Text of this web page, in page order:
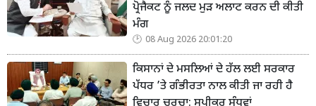
ਪ੍ਰੋਜੈਕਟ ਨੂੰ ਜਲਦ ਮੁੜ ਅਲਾਟ ਕਰਨ ਦੀ ਕੀਤੀ
ਮੰਗ
08 Aug 2026 20:01:20
ਕਿਸਾਨਾਂ ਦੇ ਮਸਲਿਆਂ ਦੇ ਹੱਲ ਲਈ ਸਰਕਾਰ
ਪੱਧਰ ’ਤੇ ਗੰਭੀਰਤਾ ਨਾਲ ਕੀਤੀ ਜਾ ਰਹੀ ਹੈ